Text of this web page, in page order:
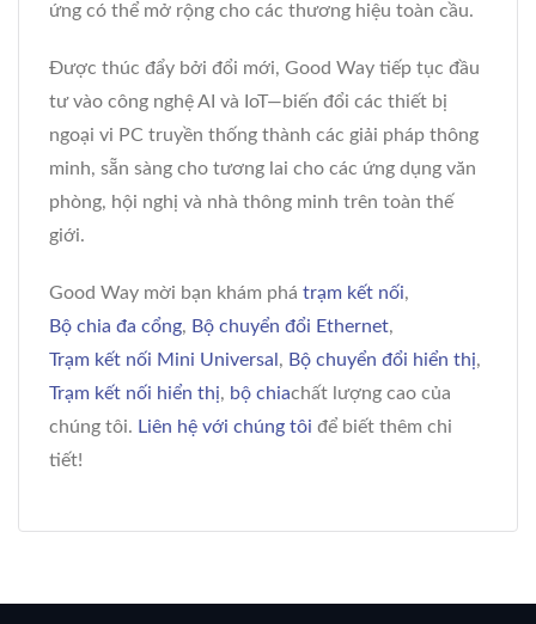
ứng có thể mở rộng cho các thương hiệu toàn cầu.
Được thúc đẩy bởi đổi mới, Good Way tiếp tục đầu
tư vào công nghệ AI và IoT—biến đổi các thiết bị
ngoại vi PC truyền thống thành các giải pháp thông
minh, sẵn sàng cho tương lai cho các ứng dụng văn
phòng, hội nghị và nhà thông minh trên toàn thế
giới.
Good Way mời bạn khám phá trạm kết nối,
Bộ chia đa cổng, Bộ chuyển đổi Ethernet,
Trạm kết nối Mini Universal , Bộ chuyển đổi hiển thị,
Trạm kết nối hiển thị, bộ chiachất lượng cao của
chúng tôi. Liên hệ với chúng tôi để biết thêm chi
tiết!